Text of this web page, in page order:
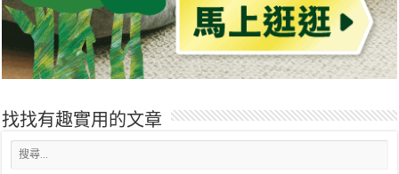
找找有趣實用的文章